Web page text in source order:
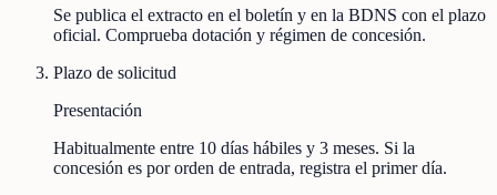
Se publica el extracto en el boletín y en la BDNS con el plazo
oficial. Comprueba dotación y régimen de concesión.
Plazo de solicitud
Presentación
Habitualmente entre 10 días hábiles y 3 meses. Si la
concesión es por orden de entrada, registra el primer día.